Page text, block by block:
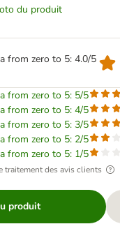
du produit
from zero to 5: 4.0/5
from zero to 5: 5/5
from zero to 5: 4/5
from zero to 5: 3/5
from zero to 5: 2/5
from zero to 5: 1/5
des avis clients
produit